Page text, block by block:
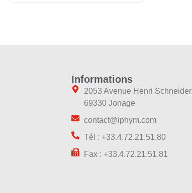
Informations
2053 Avenue Henri Schneider
69330 Jonage
contact@iphym.com
Tél : +33.4.72.21.51.80
Fax : +33.4.72.21.51.81